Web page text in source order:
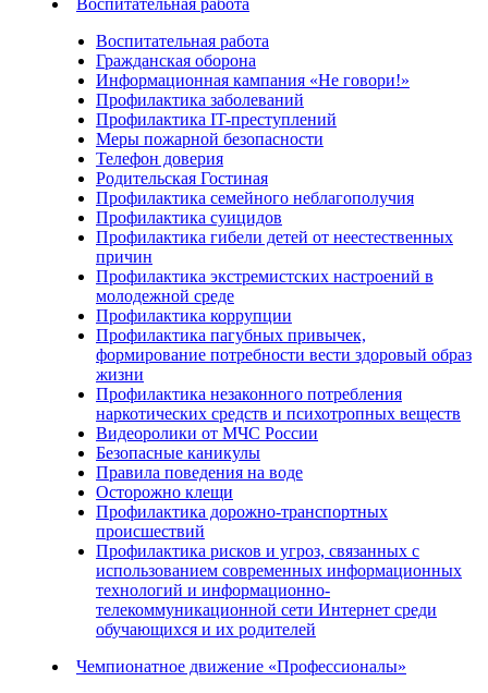
Воспитательная работа
Воспитательная работа
Гражданская оборона
Информационная кампания «Не говори!»
Профилактика заболеваний
Профилактика IT-преступлений
Меры пожарной безопасности
Телефон доверия
Родительская Гостиная
Профилактика семейного неблагополучия
Профилактика суицидов
Профилактика гибели детей от неестественных
причин
Профилактика экстремистских настроений в
молодежной среде
Профилактика коррупции
Профилактика пагубных привычек,
формирование потребности вести здоровый образ
жизни
Профилактика незаконного потребления
наркотических средств и психотропных веществ
Видеоролики от МЧС России
Безопасные каникулы
Правила поведения на воде
Осторожно клещи
Профилактика дорожно-транспортных
происшествий
Профилактика рисков и угроз, связанных с
использованием современных информационных
технологий и информационно-
телекоммуникационной сети Интернет среди
обучающихся и их родителей
Чемпионатное движение «Профессионалы»